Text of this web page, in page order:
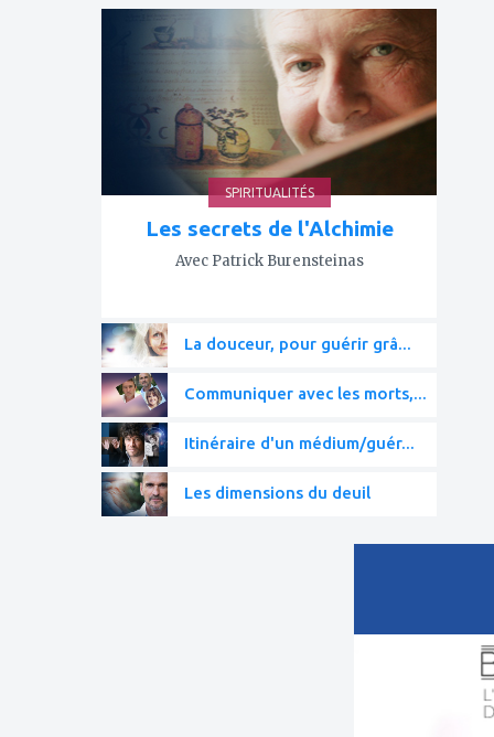
mes
SPIRITUALITÉS
Les secrets de l'Alchimie
Avec Patrick Burensteinas
La douceur, pour guérir grâ...
Communiquer avec les morts,...
Itinéraire d'un médium/guér...
Les dimensions du deuil